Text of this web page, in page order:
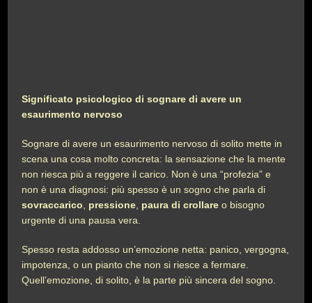
Significato psicologico di sognare di avere un
esaurimento nervoso
Sognare di avere un esaurimento nervoso di solito mette in
scena una cosa molto concreta: la sensazione che la mente
non riesca più a reggere il carico. Non è una “profezia” e
non è una diagnosi: più spesso è un sogno che parla di
sovraccarico
pressione paura di crollare o bisogno
urgente di una pausa vera.
Spesso resta addosso un’emozione netta: panico, vergogna,
impotenza, o un pianto che non si riesce a fermare.
Quell’emozione, di solito, è la parte più sincera del sogno.